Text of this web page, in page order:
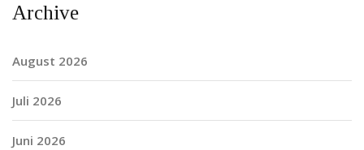
Archive
August 2026
Juli 2026
Juni 2026